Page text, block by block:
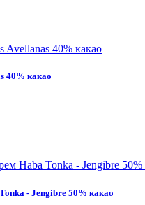
40% какао
- Jengibre 50% какао